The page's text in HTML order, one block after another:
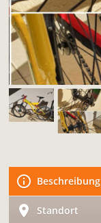
Beschreibung
Standort